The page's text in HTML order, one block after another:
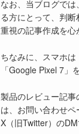
なお、当ブログで
る方にとって、判
重視の記事作成を心
ちなみに、スマホ
「Google Pixel 7」
製品のレビュー記
は、お問い合わせペ
X（旧Twitter）のDM